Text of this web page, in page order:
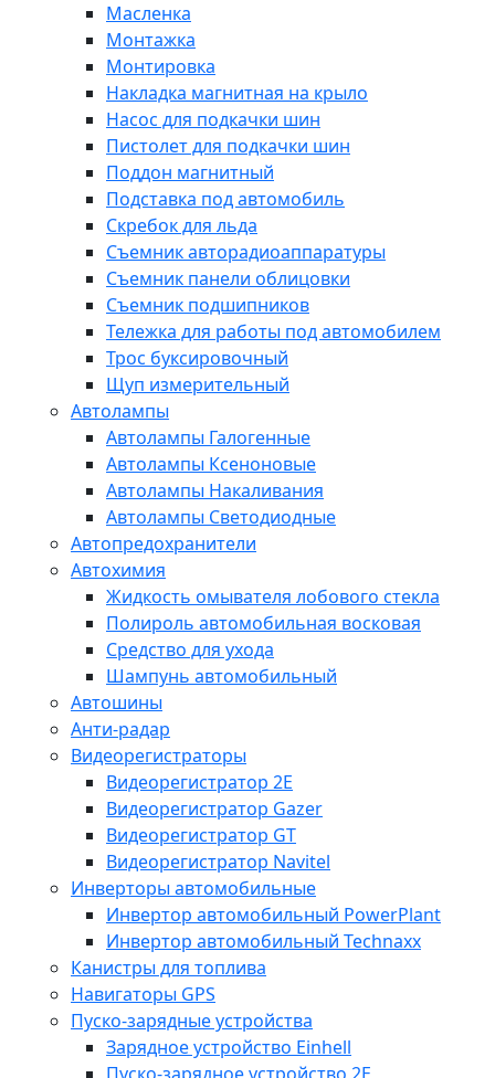
Масленка
Монтажка
Монтировка
Накладка магнитная на крыло
Насос для подкачки шин
Пистолет для подкачки шин
Поддон магнитный
Подставка под автомобиль
Скребок для льда
Съемник авторадиоаппаратуры
Съемник панели облицовки
Съемник подшипников
Тележка для работы под автомобилем
Трос буксировочный
Щуп измерительный
Автолампы
Автолампы Галогенные
Автолампы Ксеноновые
Автолампы Накаливания
Автолампы Светодиодные
Автопредохранители
Автохимия
Жидкость омывателя лобового стекла
Полироль автомобильная восковая
Средство для ухода
Шампунь автомобильный
Автошины
Анти-радар
Видеорегистраторы
Видеорегистратор 2E
Видеорегистратор Gazer
Видеорегистратор GT
Видеорегистратор Navitel
Инверторы автомобильные
Инвертор автомобильный PowerPlant
Инвертор автомобильный Technaxx
Канистры для топлива
Навигаторы GPS
Пуско-зарядные устройства
Зарядное устройство Einhell